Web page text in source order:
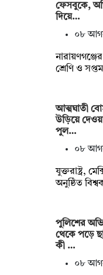
ফেসবুকে,
দিয়ে…
০৮
শ্রেণি ও
আত্মঘাতী
উড়িয়ে
পুল…
০৮
যুক্তরাষ্ট্র,
অনুষ্ঠিত
পুলিশের
থেকে পড়ে
কী …
০৮